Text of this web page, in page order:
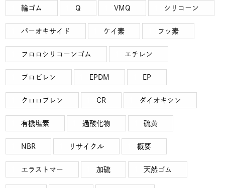
輪ゴム Q VMQ シリコーン
パーオキサイド ケイ素 フッ素
フロロシリコーンゴム エチレン
プロビレン EPDM EP
クロロプレン CR ダイオキシン
有機塩素 過酸化物 硫黄
NBR リサイクル 概要
エラストマー 加硫 天然ゴム